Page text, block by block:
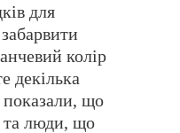
для
колір
декілька
показали, що
та люди, що